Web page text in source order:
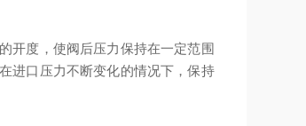
开度，使阀后压力保持在一定范围
进口压力不断变化的情况下，保持